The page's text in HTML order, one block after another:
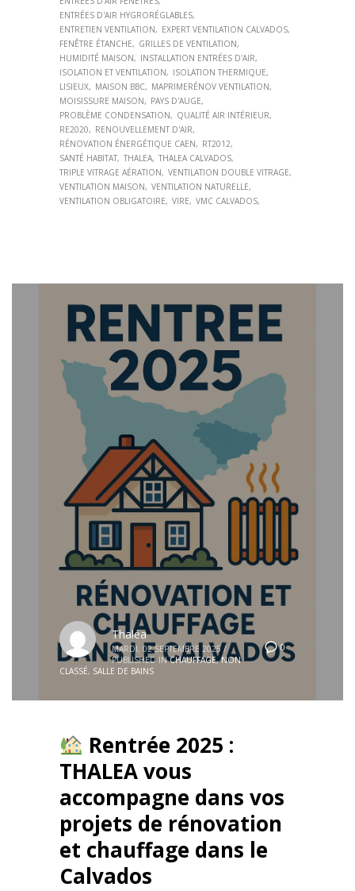
ENTRÉES D'AIR HYGRORÉGLABLES
ENTRETIEN VENTILATION
EXPERT VENTILATION CALVADOS
FENÊTRE ÉTANCHE
GRILLES DE VENTILATION
HUMIDITÉ MAISON
INSTALLATION ENTRÉES D'AIR
ISOLATION ET VENTILATION
ISOLATION THERMIQUE
LISIEUX
MAISON BBC
MAPRIMERÉNOV VENTILATION
MOISISSURE MAISON
PAYS D'AUGE
PROBLÈME CONDENSATION
QUALITÉ AIR INTÉRIEUR
RE2020
RENOUVELLEMENT D'AIR
RÉNOVATION ÉNERGÉTIQUE CAEN
RT2012
SANTÉ HABITAT THALEA THALEA CALVADOS
TRIPLE VITRAGE AÉRATION
VENTILATION DOUBLE VITRAGE
VENTILATION MAISON
VENTILATION NATURELLE
VENTILATION OBLIGATOIRE
VIRE VMC CALVADOS
0
Thaléa
MARDI, 02 SEPTEMBRE 2025 /
PUBLISHED IN CHAUFFAGE,NON
CLASSÉ, SALLE DE BAINS
Rentrée 2025 :
THALEA vous
accompagne dans vos
projets de rénovation
et chauffage dans le
Calvados